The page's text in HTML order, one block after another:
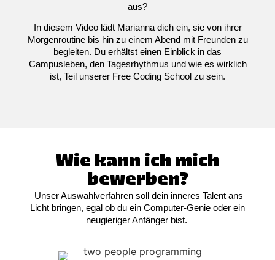
aus?
In diesem Video lädt Marianna dich ein, sie von ihrer
Morgenroutine bis hin zu einem Abend mit Freunden zu
begleiten. Du erhältst einen Einblick in das
Campusleben, den Tagesrhythmus und wie es wirklich
ist, Teil unserer Free Coding School zu sein.
Wie kann ich mich
bewerben?
Unser Auswahlverfahren soll dein inneres Talent ans
Licht bringen, egal ob du ein Computer-Genie oder ein
neugieriger Anfänger bist.